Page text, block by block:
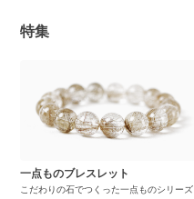
特集
一点ものブレスレット
こだわりの石でつくった一点ものシリーズ